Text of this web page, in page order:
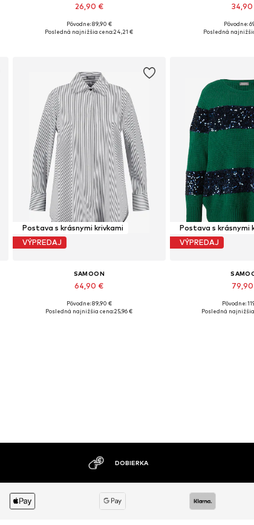
26,90 €
Dostupné veľkosti: XL
Pôvodne: 89,90 €
Posledná najnižšia cena:24,21 €
Dostupné
Pôvodne:
Posledná
Postava s krásnymi krivkami
VÝPREDAJ
SAMOON
64,90 €
Dostupné veľkosti: M
Pôvodne: 89,90 €
Posledná najnižšia cena:25,96 €
Postava s krásnymi
VÝPREDAJ
Dostupné
Pôvodne:
Posledná
MOŽNOSŤ VRÁTENIA TOVARU DO 30 DNÍ